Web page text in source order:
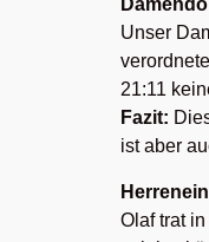
Unser
21:11
Fazit:
ist aber
Olaf trat